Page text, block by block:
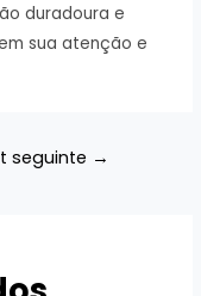
duradoura e
sua atenção e
seguinte →